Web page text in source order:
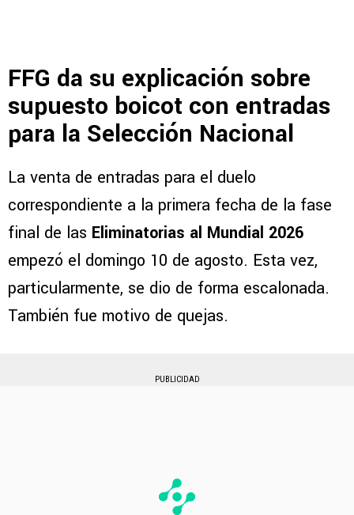
FFG da su explicación sobre
supuesto boicot con entradas
para la Selección Nacional
La venta de entradas para el duelo
correspondiente a la primera fecha de la fase
final de las Eliminatorias al Mundial 2026
empezó el domingo 10 de agosto. Esta vez,
particularmente, se dio de forma escalonada.
También fue motivo de quejas.
PUBLICIDAD